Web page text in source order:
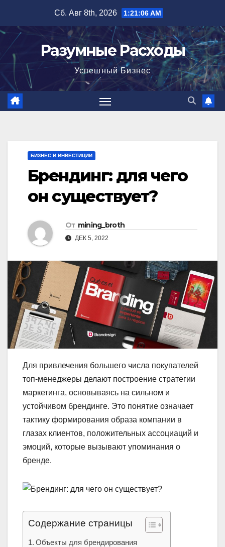
содержимому
Сб. Авг 8th, 2026 1:21:07 AM
Разумные Расходы
Успешный Бизнес
БИЗНЕС И ИНВЕСТИЦИИ
Брендинг: для чего
он существует?
От mining_broth
ДЕК 5, 2022
Для привлечения большего числа покупателей
топ-менеджеры делают построение стратегии
маркетинга, основываясь на сильном и
устойчивом брендинге. Это понятие означает
тактику формирования образа компании в
глазах клиентов, положительных ассоциаций и
эмоций, которые вызывают упоминания о
бренде.
Содержание страницы
Объекты для брендирования